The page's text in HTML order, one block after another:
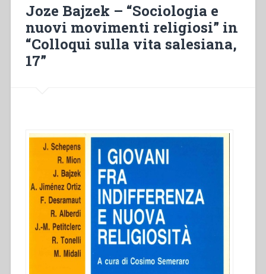
Elementi
per
un
salesiana,
Joze Bajzek – “Sociologia e
nuovi movimenti religiosi” in
“Colloqui sulla vita salesiana,
17”